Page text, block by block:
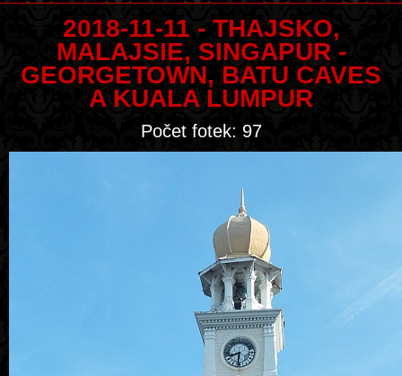
2018-11-11 - THAJSKO,
MALAJSIE, SINGAPUR -
GEORGETOWN, BATU CAVES
A KUALA LUMPUR
Počet fotek: 97